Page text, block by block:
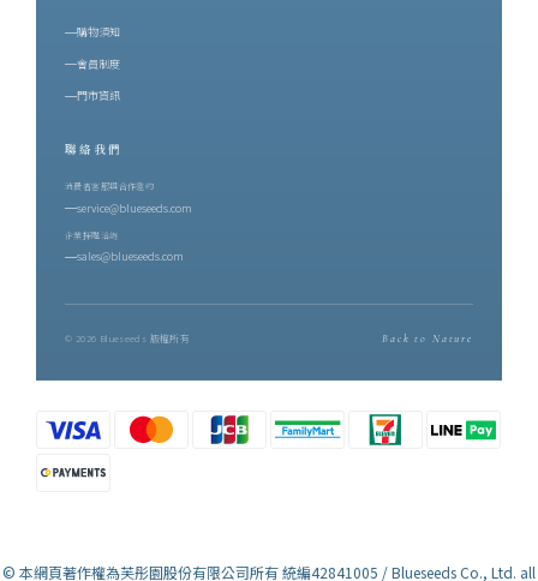
製的天然蜜香。這份蜜韻不是加工添加，而是茶樹與昆蟲、與整座
山共同協作的結果 —— 有蟲害的年份才有蜜香，蜜香因此稀少。這
正是後來香水裡那股甜的來源。二、製茶師的四十年：吳秋伶與博
是從嘉義嫁到台東的媳婦，卻一手把博雅齋種成鹿野最具代表性的
紅烏龍茶園。踏入茶界近四十年，她始終親力親為每一道焙茶工
序，並期許自己不只是茶農，而是一位讀懂茶與土地關係的「識茶
師」。博雅齋的茶園位在三面環山、一面環河之處，經年山嵐與朝
的標準嚴格到有些固執：在十六甲茶園裡逐批精挑分級，能入她眼
裡的頂級好茶，往往只有十分之一。每一泡茶在裝袋之前，她都會
烏龍連續七年榮獲比利時 iTQi 最高殊榮三星獎，並獲頒企業終身成
購物須知
會員制度
門市資訊
聯絡我們
消費者客服與合作邀約
service@blueseeds.com
企業採購洽詢
sales@blueseeds.com
© 2026 Blueseeds 版權所有 Back to Nature
© 本網頁著作權為芙彤園股份有限公司所有 統編42841005 / Blueseeds Co., Ltd. all